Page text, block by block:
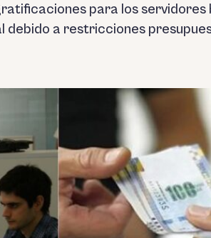
para los
debido a restricciones